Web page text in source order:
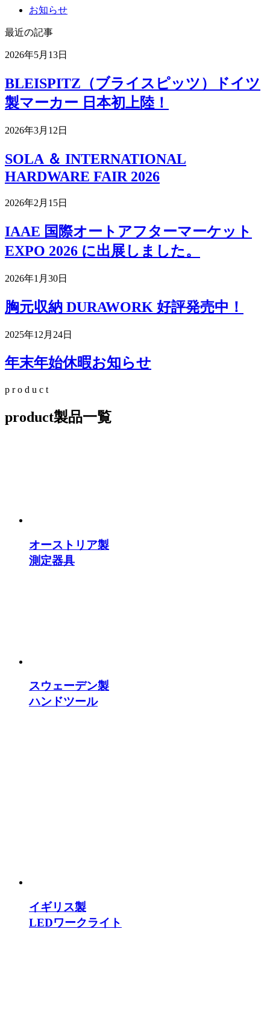
お知らせ
最近の記事
2026年5月13日
BLEISPITZ（ブライスピッツ）ドイツ
製マーカー 日本初上陸！
2026年3月12日
SOLA ＆ INTERNATIONAL
HARDWARE FAIR 2026
2026年2月15日
IAAE 国際オートアフターマーケット
EXPO 2026 に出展しました。
2026年1月30日
胸元収納 DURAWORK 好評発売中！
2025年12月24日
年末年始休暇お知らせ
p r o d u c t
product製品一覧
オーストリア製
測定器具
スウェーデン製
ハンドツール
イギリス製
LEDワークライト